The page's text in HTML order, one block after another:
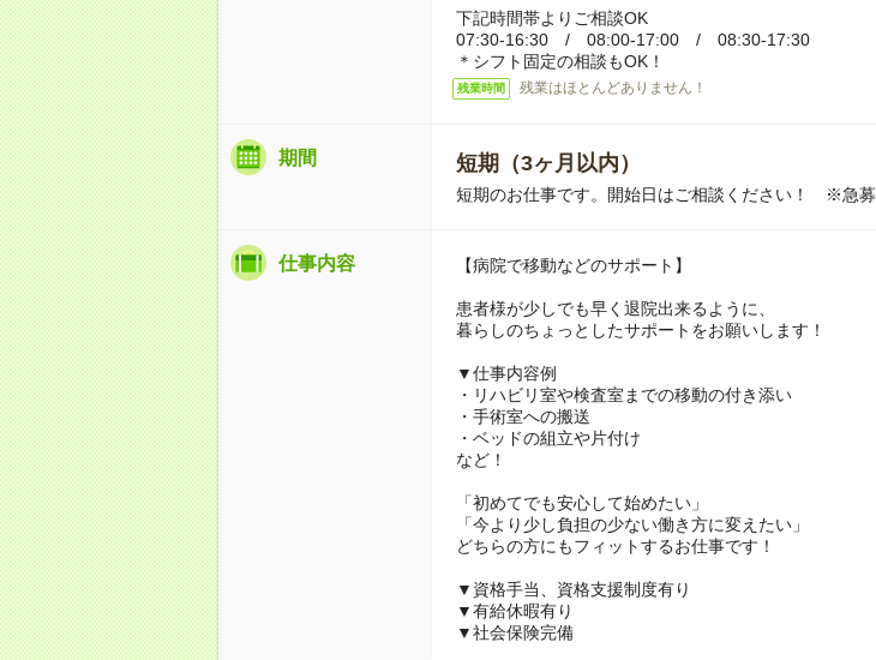
下記時間帯よりご相談OK
07:30-16:30 / 08:00-17:00 / 08:30-17:30
＊シフト固定の相談もOK！
残業時間 残業はほとんどありません！
期間 短期（3ヶ月以内）
短期のお仕事です。開始日はご相談ください！ ※急募
仕事内容 【病院で移動などのサポート】
患者様が少しでも早く退院出来るように、
暮らしのちょっとしたサポートをお願いします！
▼仕事内容例
・リハビリ室や検査室までの移動の付き添い
・手術室への搬送
・ベッドの組立や片付け
など！
「初めてでも安心して始めたい」
「今より少し負担の少ない働き方に変えたい」
どちらの方にもフィットするお仕事です！
▼資格手当、資格支援制度有り
▼有給休暇有り
▼社会保険完備